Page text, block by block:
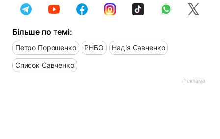
Більше по темі:
Петро Порошенко РНБО Надія Савченко
Список Савченко